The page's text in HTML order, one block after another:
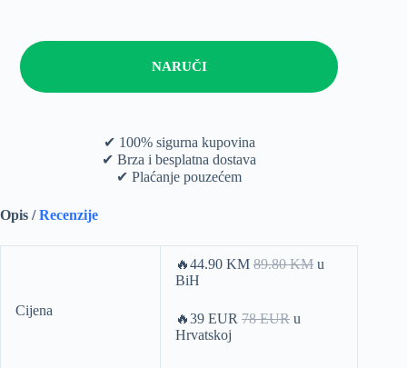
NARUČI
✔ 100% sigurna kupovina
✔ Brza i besplatna dostava
✔ Plaćanje pouzećem
Opis /Recenzije
Cijena
🔥44.90 KM 89.80 KM u
BiH
🔥39 EUR 78 EUR u
Hrvatskoj